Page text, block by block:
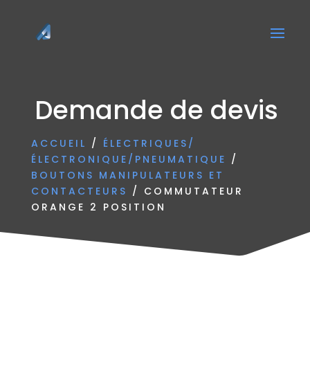
Demande de devis
ACCUEIL / ÉLECTRIQUES/
ÉLECTRONIQUE/PNEUMATIQUE /
BOUTONS MANIPULATEURS ET
CONTACTEURS / COMMUTATEUR
ORANGE 2 POSITION